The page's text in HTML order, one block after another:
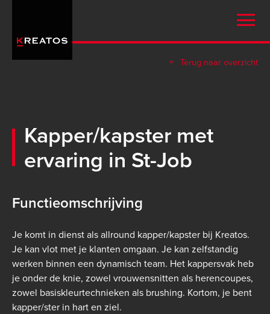
naar
Terug naar overzicht
Kapper/kapster met
ervaring in St-Job
Functieomschrijving
Je komt in dienst als allround kapper/kapster bij Kreatos.
Je kan vlot met je klanten omgaan. Je kan zelfstandig
werken binnen een dynamisch team. Het kappersvak heb
je onder de knie, zowel vrouwensnitten als herencoupes,
zowel basiskleurtechnieken als brushing. Kortom, je bent
kapper/ster in hart en ziel.